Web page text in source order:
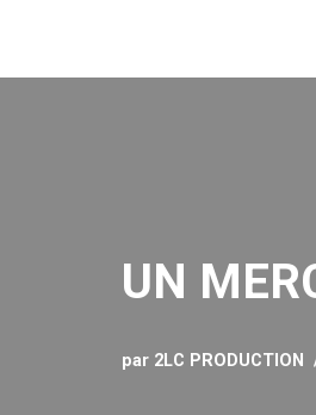
UN
par 2LC PRODUCTION